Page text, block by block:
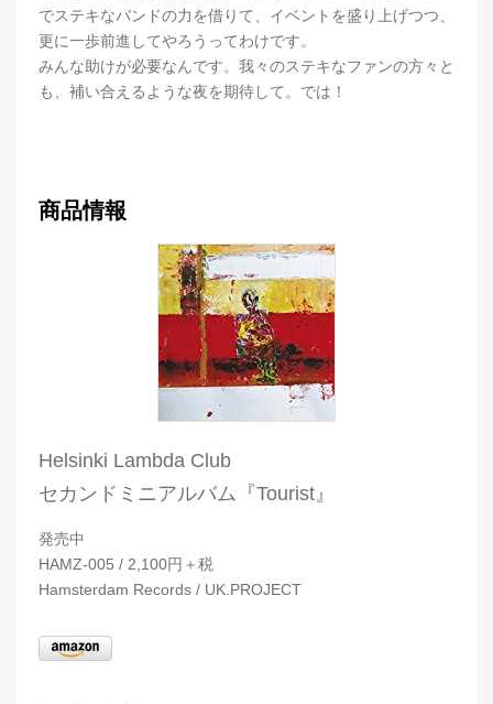
でステキなバンドの力を借りて、イベントを盛り上げつつ、
更に一歩前進してやろうってわけです。
みんな助けが必要なんです。我々のステキなファンの方々と
も、補い合えるような夜を期待して。では！
商品情報
Helsinki Lambda Club
セカンドミニアルバム『Tourist』
発売中
HAMZ-005 / 2,100円＋税
Hamsterdam Records / UK.PROJECT